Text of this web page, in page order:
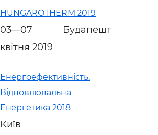
HUNGAROTHERM 2019
03—07
квітня 2019
Будапешт
Енергоефективність.
Відновлювальна
Енергетика 2018
Київ